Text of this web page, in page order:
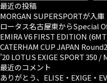
最近の投稿
MORGAN SUPERSPORTが入庫
ロータス名古屋東からSpecial
EMIRA V6 FIRST EDITION
CATERHAM CUP JAPAN
’20 LOTUS EXIGE SPORT 350
最近のコメント
ありがとう、ELISE・EXIGE・